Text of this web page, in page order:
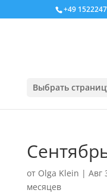
+49
Выбрать
от Olga Klein | Авг
месяцев